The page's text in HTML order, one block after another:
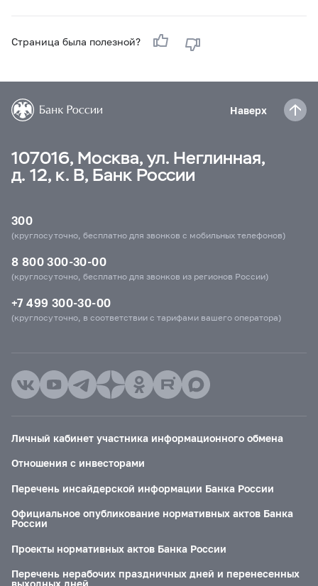
Страница была полезной?
Наверх
107016, Москва, ул. Неглинная,
д. 12, к. В, Банк России
300
(круглосуточно, бесплатно для звонков с мобильных телефонов)
8 800 300-30-00
(круглосуточно, бесплатно для звонков из регионов России)
+7 499 300-30-00
(круглосуточно, в соответствии с тарифами вашего оператора)
Личный кабинет участника информационного обмена
Отношения с инвесторами
Перечень инсайдерской информации Банка России
Официальное опубликование нормативных актов Банка
России
Проекты нормативных актов Банка России
Перечень нерабочих праздничных дней и перенесенных
выходных дней